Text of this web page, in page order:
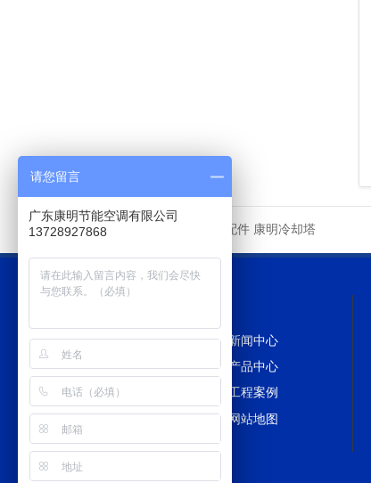
11-05 263 11-05
冷却塔配件 康明冷却塔
网站首页
新闻中心
冷却塔百科
产品中心
冷却塔配件
工程案例
冷却塔维修
网站地图
请您留言
广东康明节能空调有限公司
13728927868